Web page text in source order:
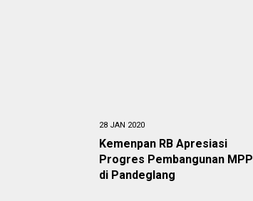
28 JAN 2020
Kemenpan RB Apresiasi
Progres Pembangunan MPP
di Pandeglang